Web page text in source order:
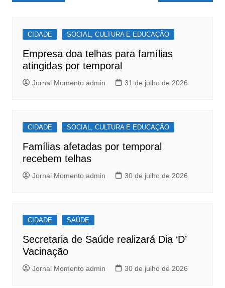
o
o
k
p
p
CIDADE SOCIAL, CULTURA E EDUCAÇÃO
Empresa doa telhas para famílias
atingidas por temporal
Jornal Momento admin 31 de julho de 2026
CIDADE SOCIAL, CULTURA E EDUCAÇÃO
Famílias afetadas por temporal
recebem telhas
Jornal Momento admin 30 de julho de 2026
CIDADE SAÚDE
Secretaria de Saúde realizará Dia ‘D’
Vacinação
Jornal Momento admin 30 de julho de 2026